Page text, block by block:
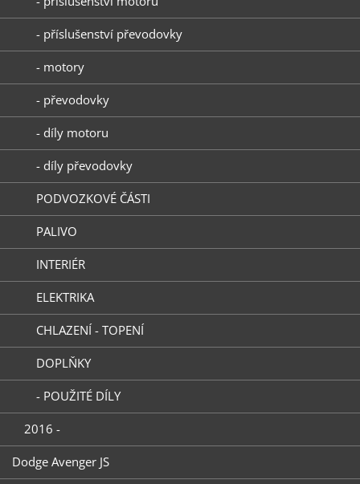
- příslušenství převodovky
- motory
- převodovky
- díly motoru
- díly převodovky
PODVOZKOVÉ ČÁSTI
PALIVO
INTERIÉR
ELEKTRIKA
CHLAZENÍ - TOPENÍ
DOPLŇKY
- POUŽITÉ DÍLY
2016 -
Dodge Avenger JS